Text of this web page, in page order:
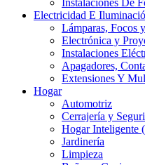
Instalaciones De
Electricidad E
Lámparas, Focos
Electrónica y
Instalaciones
Apagadores,
Extensiones Y
Hogar
Automotriz
Cerrajería y
Hogar Inteligente
Jardinería
Limpieza